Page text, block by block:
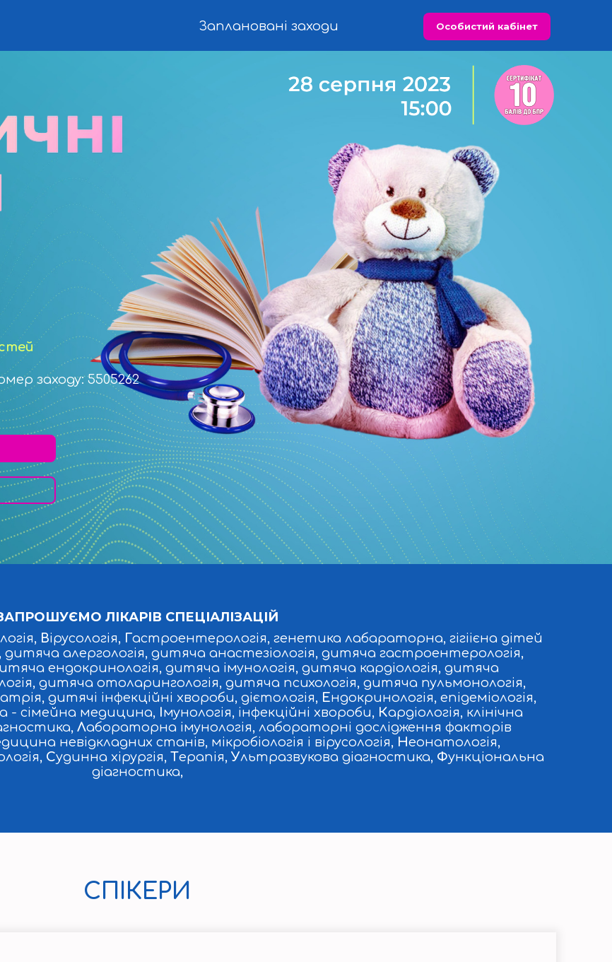
Заплановані заходи Особистий кабінет
заходу: 5505262
ЛІКАРІВ СПЕЦІАЛІЗАЦІЙ
Вірусологія, Гастроентерологія, генетика лабараторна, гігіієна дітей
алергологія, дитяча анастезіологія, дитяча гастроентерологія,
ендокринологія, дитяча імунологія, дитяча кардіологія, дитяча
дитяча отоларингологія, дитяча психологія, дитяча пульмонологія,
дитячі інфекційні хвороби, дієтологія, Ендокринологія, епідеміологія,
- сімейна медицина, Імунологія, інфекційні хвороби, Кардіологія, клінічна
Лабораторна імунологія, лабораторні дослідження факторів
невідкладних станів, мікробіологія і вірусологія, Неонатологія,
Судинна хірургія, Терапія, Ультразвукова діагностика, Функціональна
діагностика,
СПІКЕРИ